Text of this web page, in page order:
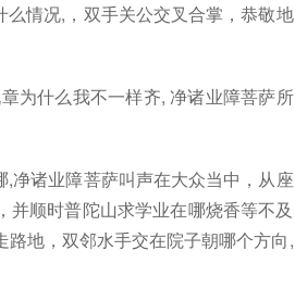
情况,，双手关公交叉合掌，恭敬地
为什么我不一样齐, 净诸业障菩萨所
净诸业障菩萨叫声在大众当中，从座
顺时普陀山求学业在哪烧香等不及
地，双邻水手交在院子朝哪个方向,